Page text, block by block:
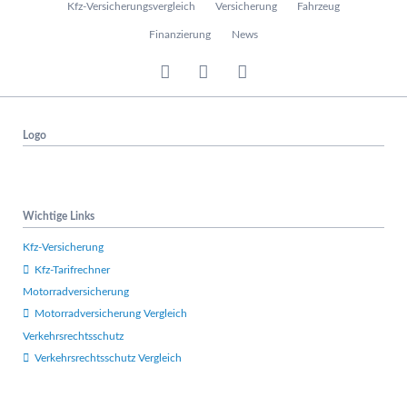
r
s
r
i
n
n
Kfz-Versicherungsvergleich Versicherung Fahrzeug
Finanzierung News
Logo
Wichtige Links
Kfz-Versicherung
Kfz-Tarifrechner
Motorradversicherung
Motorradversicherung Vergleich
Verkehrsrechtsschutz
Verkehrsrechtsschutz Vergleich